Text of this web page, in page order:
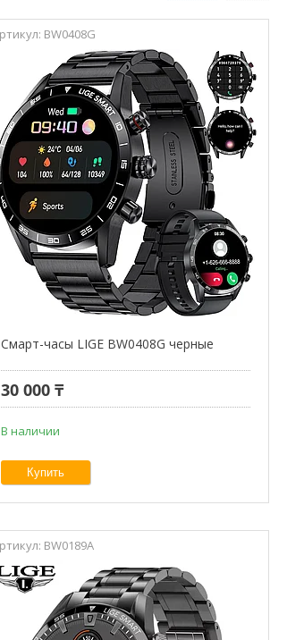
BW0408G
Смарт-часы LIGE BW0408G черные
30 000 ₸
В наличии
Купить
BW0189A